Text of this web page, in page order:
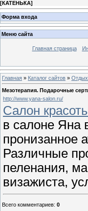
[КАТЕНЬКА]
Форма входа
Меню сайта
Главная страница
Главная » Каталог сайтов » Отдых
Мезотерапия. Подарочные
http://www.yana-salon.ru/
Салон
в салоне Яна
пронизанное
Различные
пеленания,
визажиста,
Всего комментариев: 0